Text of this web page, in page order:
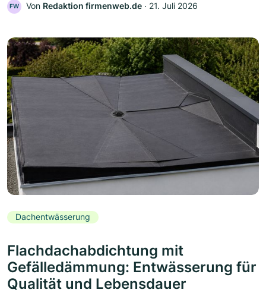
FW Von Redaktion firmenweb.de ‧ 21. Juli 2026
Dachentwässerung
Flachdachabdichtung mit
Gefälledämmung: Entwässerung für
Qualität und Lebensdauer